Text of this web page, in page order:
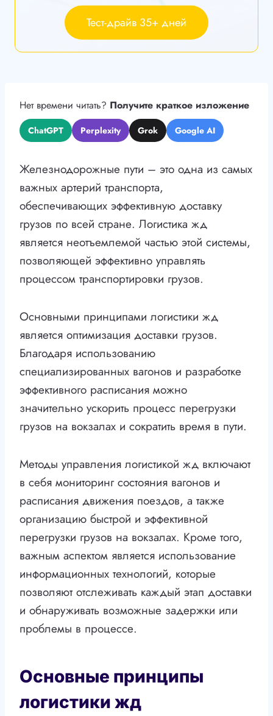
Тест-драйв 35+ дней
Нет времени читать? Получите краткое изложение
ChatGPT Perplexity Grok Google AI
Железнодорожные пути – это одна из самых
важных артерий транспорта,
обеспечивающих эффективную доставку
грузов по всей стране. Логистика жд
является неотъемлемой частью этой системы,
позволяющей эффективно управлять
процессом транспортировки грузов.
Основными принципами логистики жд
является оптимизация доставки грузов.
Благодаря использованию
специализированных вагонов и разработке
эффективного расписания можно
значительно ускорить процесс перегрузки
грузов на вокзалах и сократить время в пути.
Методы управления логистикой жд включают
в себя мониторинг состояния вагонов и
расписания движения поездов, а также
организацию быстрой и эффективной
перегрузки грузов на вокзалах. Кроме того,
важным аспектом является использование
информационных технологий, которые
позволяют отслеживать каждый этап доставки
и обнаруживать возможные задержки или
проблемы в процессе.
Основные принципы
логистики жд